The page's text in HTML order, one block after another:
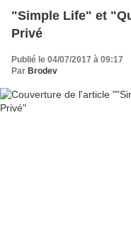
"Simple Life" et
Privé
Publié le 04/07/2017 à 09:17
Par Brodev